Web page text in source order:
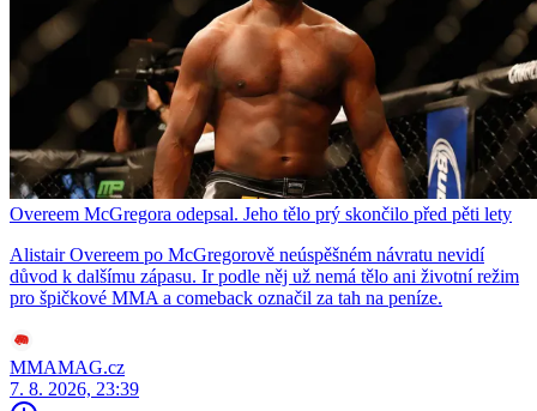
Overeem McGregora odepsal. Jeho tělo prý skončilo před pěti lety
Alistair Overeem po McGregorově neúspěšném návratu nevidí
důvod k dalšímu zápasu. Ir podle něj už nemá tělo ani životní režim
pro špičkové MMA a comeback označil za tah na peníze.
MMAMAG.cz
7. 8. 2026, 23:39